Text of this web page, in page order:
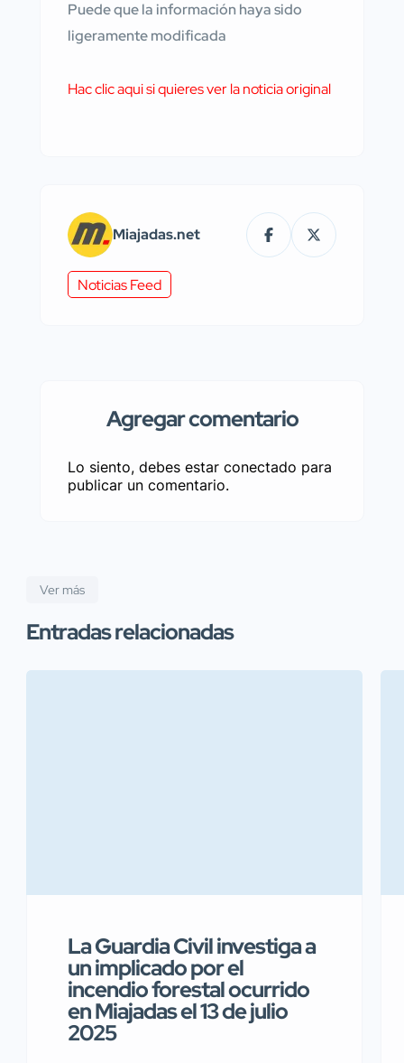
Puede que la información haya sido
ligeramente modificada
Hac clic aqui si quieres ver la noticia original
Miajadas.net
Noticias Feed
Agregar comentario
Lo siento, debes estar conectado para
publicar un comentario.
Ver más
Entradas relacionadas
La Guardia Civil investiga a
un implicado por el
incendio forestal ocurrido
en Miajadas el 13 de julio
2025